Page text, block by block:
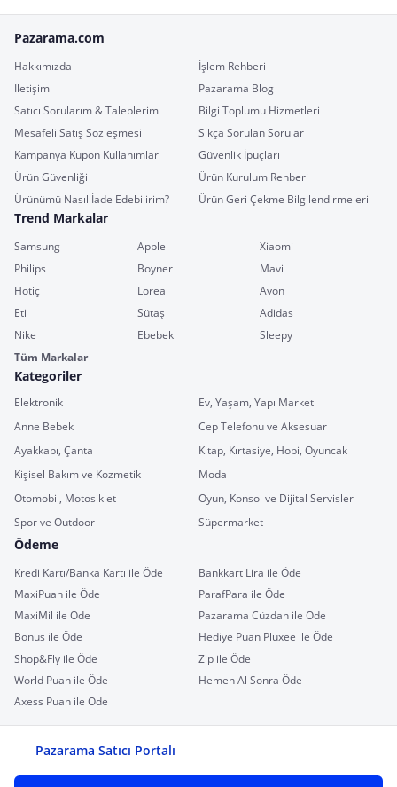
Pazarama.com
Hakkımızda
İşlem Rehberi
İletişim
Pazarama Blog
Satıcı Sorularım & Taleplerim
Bilgi Toplumu Hizmetleri
Mesafeli Satış Sözleşmesi
Sıkça Sorulan Sorular
Kampanya Kupon Kullanımları
Güvenlik İpuçları
Ürün Güvenliği
Ürün Kurulum Rehberi
Ürünümü Nasıl İade Edebilirim?
Ürün Geri Çekme Bilgilendirmeleri
Trend Markalar
Samsung Apple
Xiaomi
Philips
Boyner
Mavi
Hotiç
Loreal
Avon
Eti
Sütaş
Adidas
Nike
Ebebek
Sleepy
Tüm Markalar
Kategoriler
Elektronik
Ev, Yaşam, Yapı Market
Anne Bebek
Cep Telefonu ve Aksesuar
Ayakkabı, Çanta
Kitap, Kırtasiye, Hobi, Oyuncak
Kişisel Bakım ve Kozmetik
Moda
Otomobil, Motosiklet
Oyun, Konsol ve Dijital Servisler
Spor ve Outdoor
Süpermarket
Ödeme
Kredi Kartı/Banka Kartı ile Öde
Bankkart Lira ile Öde
MaxiPuan ile Öde
ParafPara ile Öde
MaxiMil ile Öde
Pazarama Cüzdan ile Öde
Bonus ile Öde
Hediye Puan Pluxee ile Öde
Shop&Fly ile Öde
Zip ile Öde
World Puan ile Öde
Hemen Al Sonra Öde
Axess Puan ile Öde
Pazarama Satıcı Portalı